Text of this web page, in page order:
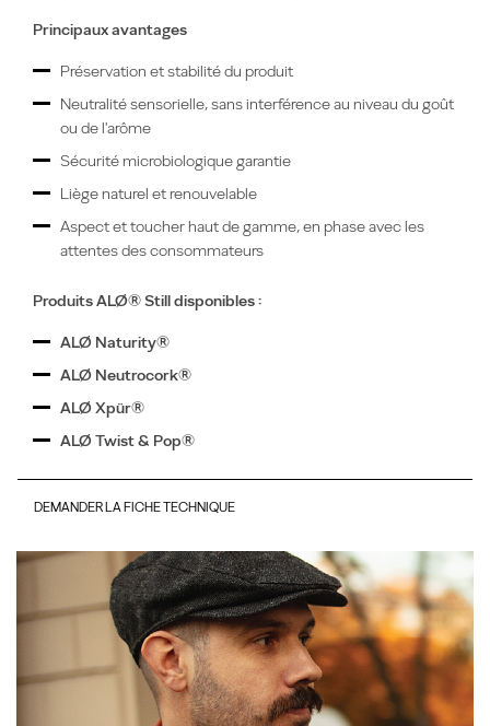
Principaux avantages
Préservation et stabilité du produit
Neutralité sensorielle, sans interférence au niveau du goût
ou de l'arôme
Sécurité microbiologique garantie
Liège naturel et renouvelable
Aspect et toucher haut de gamme, en phase avec les
attentes des consommateurs
Produits ALØ® Still disponibles :
ALØ Naturity®
ALØ Neutrocork®
ALØ Xpür®
ALØ Twist & Pop®
DEMANDER LA FICHE TECHNIQUE